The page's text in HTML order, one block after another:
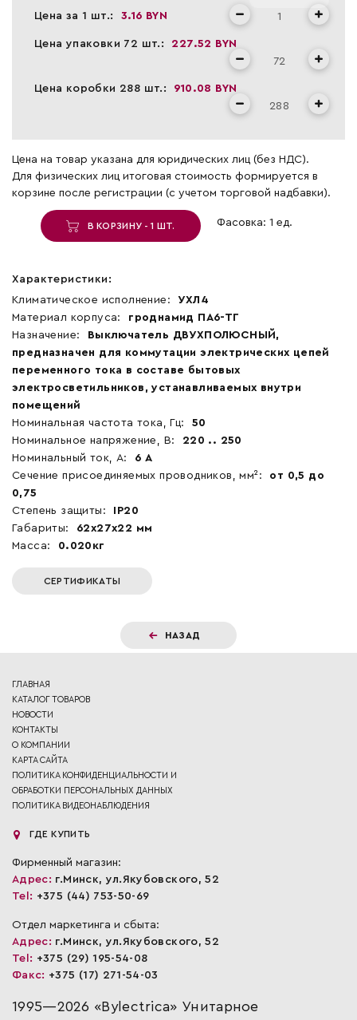
Цена за 1 шт.:
3.16 BYN
Цена упаковки 72 шт.: 227.52 BYN
Цена коробки 288 шт.: 910.08 BYN
Цена на товар указана для юридических лиц (без НДС).
Для физических лиц итоговая стоимость формируется в
корзине после регистрации (с учетом торговой надбавки).
В КОРЗИНУ - 1 ШТ. Фасовка: 1 ед.
Характеристики:
Климатическое исполнение:
УХЛ4
Материал корпуса:
гроднамид ПА6-ТГ
Назначение:
Выключатель ДВУХПОЛЮСНЫЙ,
предназначен для коммутации электрических цепей
переменного тока в составе бытовых
электросветильников, устанавливаемых внутри
помещений
Номинальная частота тока, Гц:
50
Номинальное напряжение, В:
220 .. 250
Номинальный ток, А:
6 А
Сечение присоединяемых проводников, мм²:
от 0,5 до
0,75
Степень защиты:
IP20
Габариты:
62x27x22 мм
Масса:
0.020кг
СЕРТИФИКАТЫ
НАЗАД
ГЛАВНАЯ
КАТАЛОГ ТОВАРОВ
НОВОСТИ
КОНТАКТЫ
О КОМПАНИИ
КАРТА САЙТА
ПОЛИТИКА КОНФИДЕНЦИАЛЬНОСТИ И
ОБРАБОТКИ ПЕРСОНАЛЬНЫХ ДАННЫХ
ПОЛИТИКА ВИДЕОНАБЛЮДЕНИЯ
ГДЕ КУПИТЬ
Фирменный магазин:
Адрес: г.Минск, ул.Якубовского, 52
Tel: +375 (44) 753-50-69
Отдел маркетинга и сбыта:
Адрес: г.Минск, ул.Якубовского, 52
Tel: +375 (29) 195-54-08
Факс: +375 (17) 271-54-03
1995—2026 «Bylectrica» Унитарное